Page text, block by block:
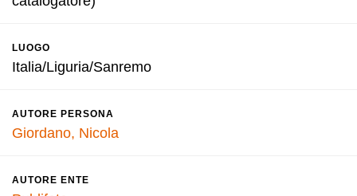
LUOGO
Italia/Liguria/Sanremo
AUTORE PERSONA
Giordano, Nicola
AUTORE ENTE